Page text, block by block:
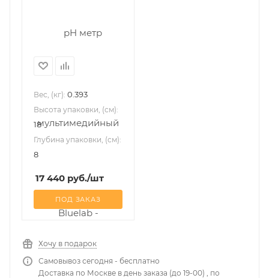
Вес, (кг): 0.393
Высота упаковки, (см):
18
Глубина упаковки, (см):
8
17 440 руб./шт
ПОД ЗАКАЗ
Хочу в подарок
Самовывоз сегодня - бесплатно
Доставка по Москве в день заказа (до 19-00) , по